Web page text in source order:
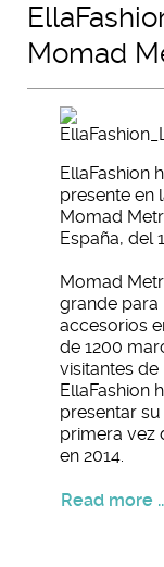
Momad
EllaFashion
presente en
Momad
España, del
Momad
grande para
accesorios
de 1200
visitantes de
EllaFashion
presentar
primera vez
en 2014.
Read more